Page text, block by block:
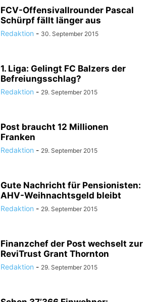
FCV-Offensivallrounder Pascal
Schürpf fällt länger aus
Redaktion - 30. September 2015
1. Liga: Gelingt FC Balzers der
Befreiungsschlag?
Redaktion - 29. September 2015
Post braucht 12 Millionen
Franken
Redaktion - 29. September 2015
Gute Nachricht für Pensionisten:
AHV-Weihnachtsgeld bleibt
Redaktion - 29. September 2015
Finanzchef der Post wechselt zur
ReviTrust Grant Thornton
Redaktion - 29. September 2015